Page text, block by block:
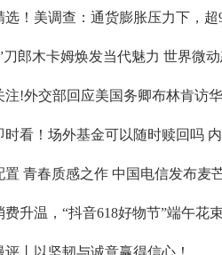
选！美调查：通货膨胀压力下，
刀郎木卡姆焕发当代魅力 世界微
注!外交部回应美国务卿布林肯访
时看！场外基金可以随时赎回吗
置 青春质感之作 中国电信发布麦
费升温，“抖音618好物节”端午花
评丨以坚韧与诚意赢得信心！